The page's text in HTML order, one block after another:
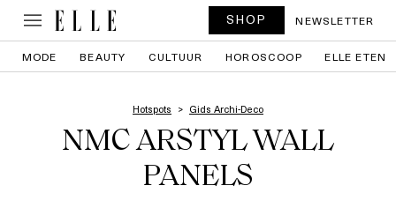
SHOP NEWSLETTER
MODE BEAUTY CULTUUR HOROSCOOP ELLE ETEN
Hotspots Gids Archi-Deco
NMC ARSTYL WALL
PANELS